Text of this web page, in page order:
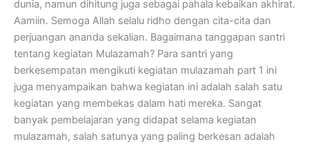
dunia, namun dihitung juga sebagai pahala kebaikan akhirat.
Aamiin. Semoga Allah selalu ridho dengan cita-cita dan
perjuangan ananda sekalian. Bagaimana tanggapan santri
tentang kegiatan Mulazamah? Para santri yang
berkesempatan mengikuti kegiatan mulazamah part 1 ini
juga menyampaikan bahwa kegiatan ini adalah salah satu
kegiatan yang membekas dalam hati mereka. Sangat
banyak pembelajaran yang didapat selama kegiatan
mulazamah, salah satunya yang paling berkesan adalah